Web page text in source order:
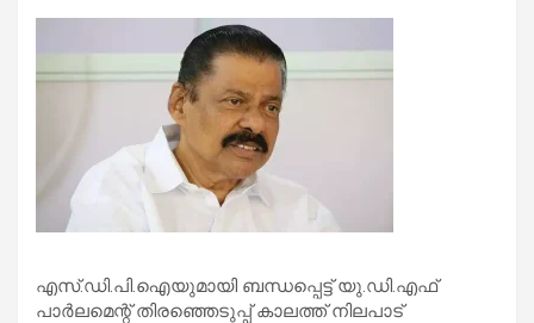
എസ്.ഡി.പി.ഐയുമായി ബന്ധപ്പെട്ട് യു.ഡി.എഫ്
പാര്‍ലമെന്റ് തിരഞ്ഞെടുപ്പ് കാലത്ത് നിലപാട്